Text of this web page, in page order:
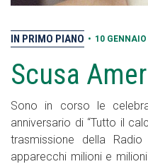
IN PRIMO PIANO • 10
Scusa
Sono in corso le
anniversario di “Tutto il
trasmissione della
apparecchi milioni e